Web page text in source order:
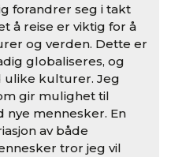
forandrer seg i takt
å reise er viktig for å
og verden. Dette er
globaliseres, og
ulike kulturer. Jeg
gir mulighet til
nye mennesker. En
av både
tror jeg vil